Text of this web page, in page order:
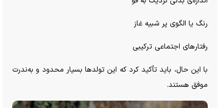
رنگ یا الگوی پر شبیه غاز
رفتار‌های اجتماعی ترکیبی
با این حال، باید تأکید کرد که این تولد‌ها بسیار محدود و به‌ندرت
موفق هستند.